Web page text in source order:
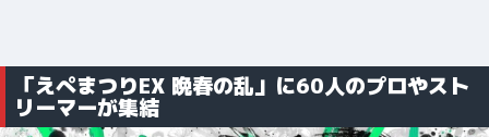
「えぺまつりEX 晩春の乱」に60人のプロやスト
リーマーが集結